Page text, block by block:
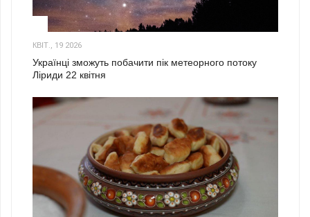
КВІТ., 19 2026
Українці зможуть побачити пік метеорного потоку
Ліриди 22 квітня